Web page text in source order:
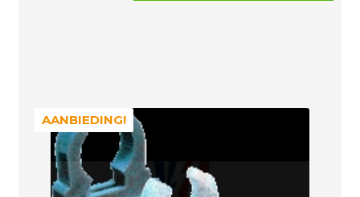
AANBIEDING!
AANBIEDING!